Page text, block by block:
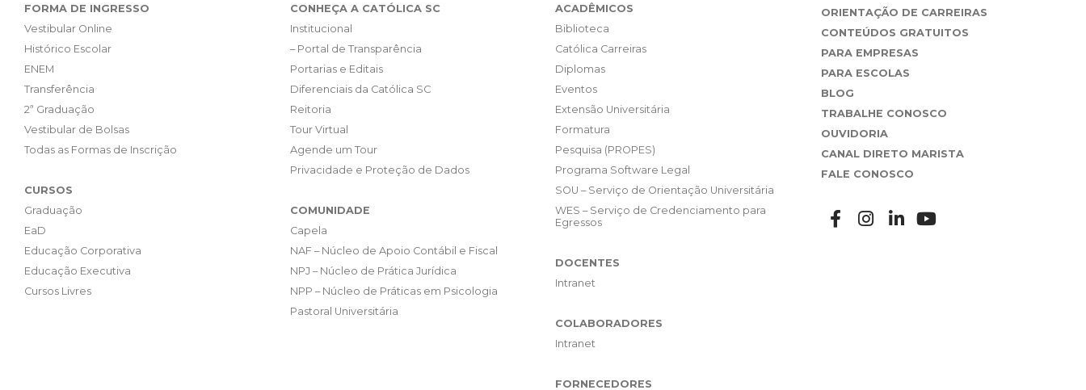
FORMA DE INGRESSO
Vestibular Online
Histórico Escolar
ENEM
Transferência
2ª Graduação
Vestibular de Bolsas
Todas as Formas de Inscrição
CURSOS
Graduação
EaD
Educação Corporativa
Educação Executiva
Cursos Livres
CONHEÇA A CATÓLICA SC
Institucional
– Portal de Transparência
Portarias e Editais
Diferenciais da Católica SC
Reitoria
Tour Virtual
Agende um Tour
Privacidade e Proteção de Dados
COMUNIDADE
Capela
NAF – Núcleo de Apoio Contábil e Fiscal
NPJ – Núcleo de Prática Jurídica
NPP – Núcleo de Práticas em Psicologia
Pastoral Universitária
ACADÊMICOS
Biblioteca
Católica Carreiras
Diplomas
Eventos
Extensão Universitária
Formatura
Pesquisa (PROPES)
Programa Software Legal
SOU – Serviço de Orientação Universitária
WES – Serviço de Credenciamento para
Egressos
DOCENTES
Intranet
COLABORADORES
Intranet
FORNECEDORES
ORIENTAÇÃO DE CARREIRAS
CONTEÚDOS GRATUITOS
PARA EMPRESAS
PARA ESCOLAS
BLOG
TRABALHE CONOSCO
OUVIDORIA
CANAL DIRETO MARISTA
FALE CONOSCO